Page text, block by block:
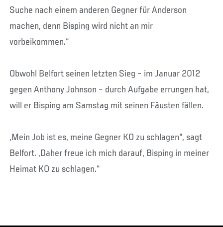
Suche nach einem anderen Gegner für Anderson
machen, denn Bisping wird nicht an mir
vorbeikommen.“
Obwohl Belfort seinen letzten Sieg – im Januar 2012
gegen Anthony Johnson – durch Aufgabe errungen hat,
will er Bisping am Samstag mit seinen Fäusten fällen.
„Mein Job ist es, meine Gegner KO zu schlagen“, sagt
Belfort. „Daher freue ich mich darauf, Bisping in meiner
Heimat KO zu schlagen.“